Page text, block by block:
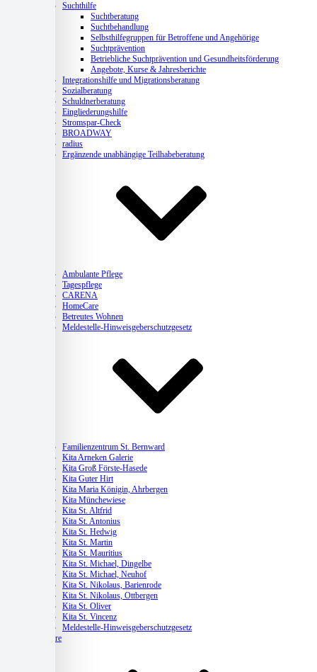
Suchthilfe
Suchtberatung
Suchtbehandlung
Selbsthilfegruppen für Betroffene und Angehörige
Suchtprävention
Betriebliche Suchtprävention und Gesundheitsförderung
Angebote, Kurse & Jahresberichte
Integrationshilfe und Migrationsberatung
Sozialberatung
Schuldnerberatung
Eingliederungshilfe
Stromspar-Check
BROADWAY
radius
Ergänzende unabhängige Teilhabeberatung
Ambulante Pflege
Tagespflege
CARENA
HomeCare
Betreutes Wohnen
Meldestelle-Hinweisgeberschutzgesetz
Familienzentrum St. Bernward
Kita Arneken Galerie
Kita Groß Förste-Hasede
Kita Guter Hirt
Kita Maria Königin, Ahrbergen
Kita Münchewiese
Kita St. Altfrid
Kita St. Antonius
Kita St. Hedwig
Kita St. Martin
Kita St. Mauritius
Kita St. Michael, Dingelbe
Kita St. Michael, Neuhof
Kita St. Nikolaus, Barienrode
Kita St. Nikolaus, Ottbergen
Kita St. Oliver
Kita St. Vincenz
Meldestelle-Hinweisgeberschutzgesetz
Karriere